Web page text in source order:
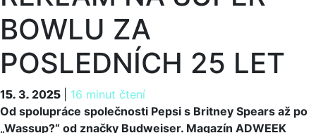
BOWLU ZA
POSLEDNÍCH 25 LET
15. 3. 2025 16 minut čtení
15. 3. 2025
Od spolupráce společnosti Pepsi s Britney Spears až po
„Wassup?“ od značky Budweiser. Magazín ADWEEK